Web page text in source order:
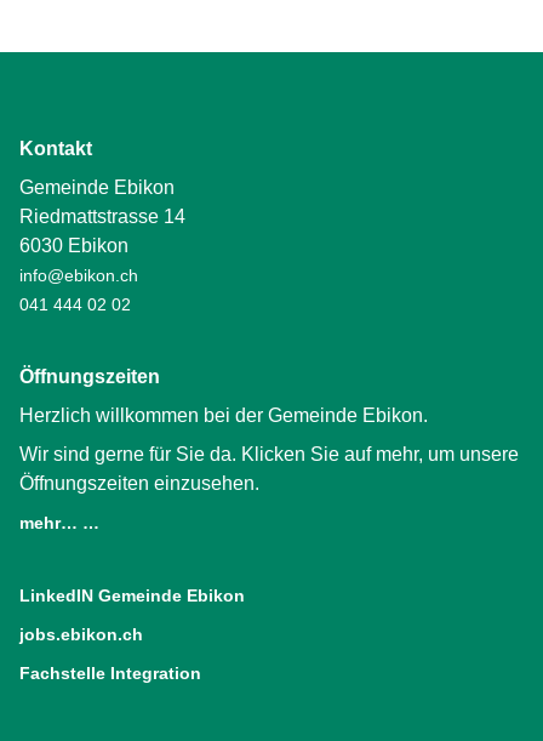
Kontakt
Gemeinde Ebikon
Riedmattstrasse 14
6030 Ebikon
info@ebikon.ch
041 444 02 02
Öffnungszeiten
Herzlich willkommen bei der Gemeinde Ebikon.
Wir sind gerne für Sie da. Klicken Sie auf mehr, um unsere
Öffnungszeiten einzusehen.
mehr… …
LinkedIN Gemeinde Ebikon
jobs.ebikon.ch
Fachstelle Integration